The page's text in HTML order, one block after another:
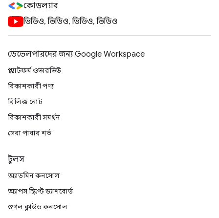
কোডল্যাব
ভিডিও, ভিডিও, ভিডিও, ভিডিও
ডেভেলপারদের জন্য Google Workspace
প্ল্যাটফর্ম ওভারভিউ
বিকাশকারী পণ্য
রিলিজ নোট
বিকাশকারী সমর্থন
সেবা পাবার শর্ত
টুলস
অ্যাডমিন কনসোল
অ্যাপস স্ক্রিপ্ট ড্যাশবোর্ড
গুগল ক্লাউড কনসোল